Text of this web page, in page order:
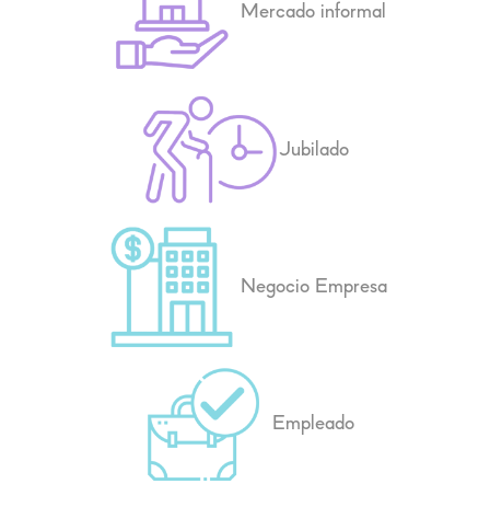
Mercado informal
Jubilado
Negocio Empresa
Empleado